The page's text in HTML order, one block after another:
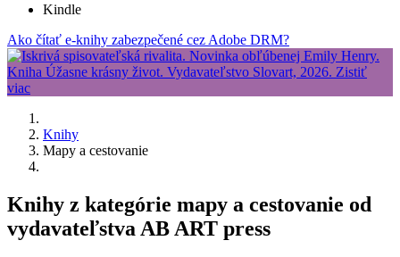
Kindle
Ako čítať e-knihy zabezpečené cez Adobe DRM?
Knihy
Mapy a cestovanie
Knihy z kategórie mapy a cestovanie od
vydavateľstva AB ART press